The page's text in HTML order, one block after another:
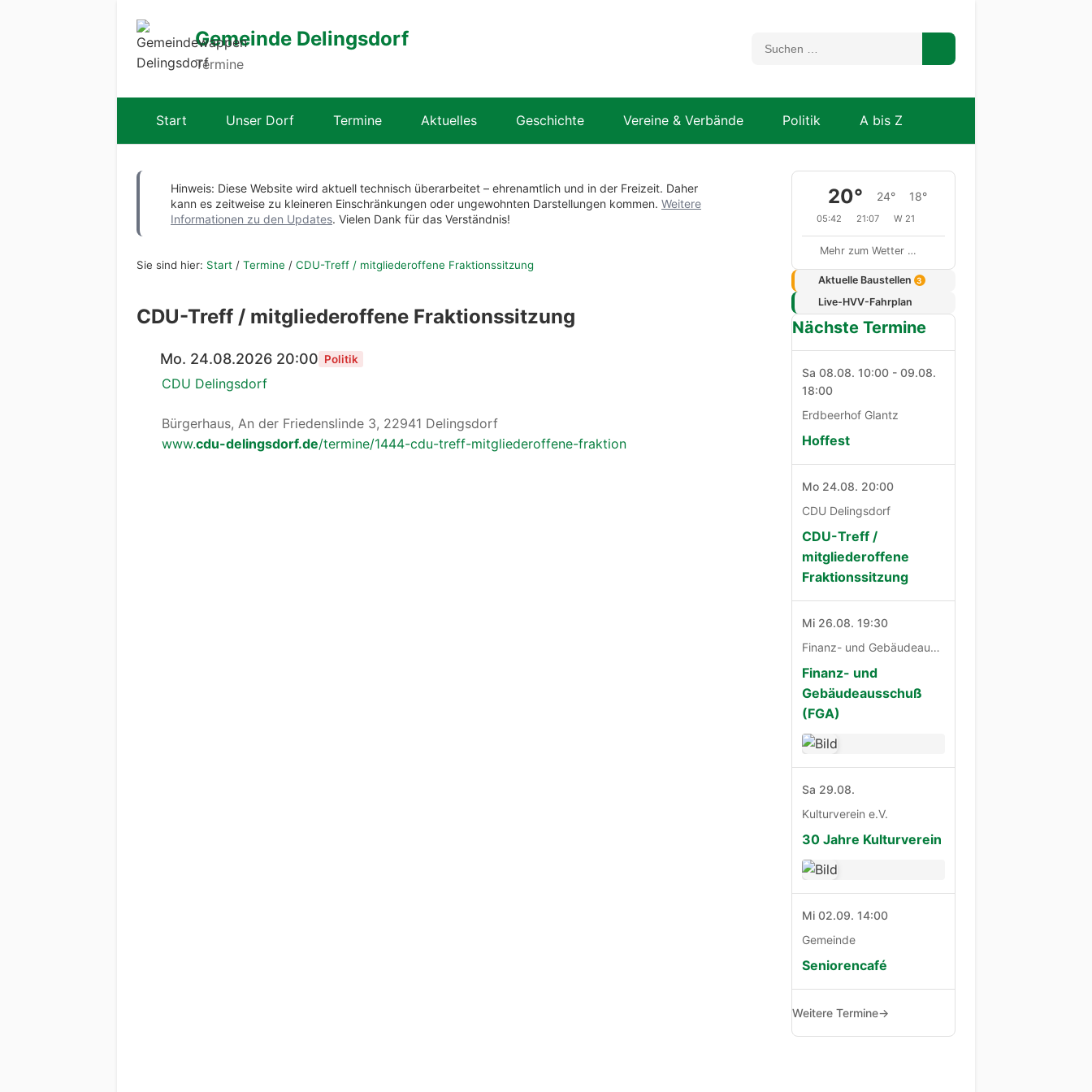
Gemeinde Delingsdorf
Termine
Start Unser Dorf Termine Aktuelles Geschichte Vereine & Verbände Politik A bis Z
Hinweis: Diese Website wird aktuell technisch überarbeitet – ehrenamtlich und in der Freizeit. Daher
kann es zeitweise zu kleineren Einschränkungen oder ungewohnten Darstellungen kommen. Weitere
Informationen zu den Updates. Vielen Dank für das Verständnis!
Sie sind hier: Start / Termine / CDU-Treff / mitgliederoffene Fraktionssitzung
CDU-Treff / mitgliederoffene Fraktionssitzung
Mo. 24.08.2026 20:00 Politik
CDU Delingsdorf
Bürgerhaus, An der Friedenslinde 3, 22941 Delingsdorf
www.cdu-delingsdorf.de/termine/1444-cdu-treff-mitgliederoffene-fraktion
20° 24° 18°
05:42 21:07 W 21
Mehr zum Wetter …
Aktuelle Baustellen 3
Live-HVV-Fahrplan
Nächste Termine
Sa 08.08. 10:00 - 09.08.
18:00
Erdbeerhof Glantz
Hoffest
Mo 24.08. 20:00
CDU Delingsdorf
CDU-Treff /
mitgliederoffene
Fraktionssitzung
Mi 26.08. 19:30
Finanz- und Gebäudeausschuß
Finanz- und
Gebäudeausschuß
(FGA)
Sa 29.08.
Kulturverein e.V.
30 Jahre Kulturverein
Mi 02.09. 14:00
Gemeinde
Seniorencafé
Weitere Termine→